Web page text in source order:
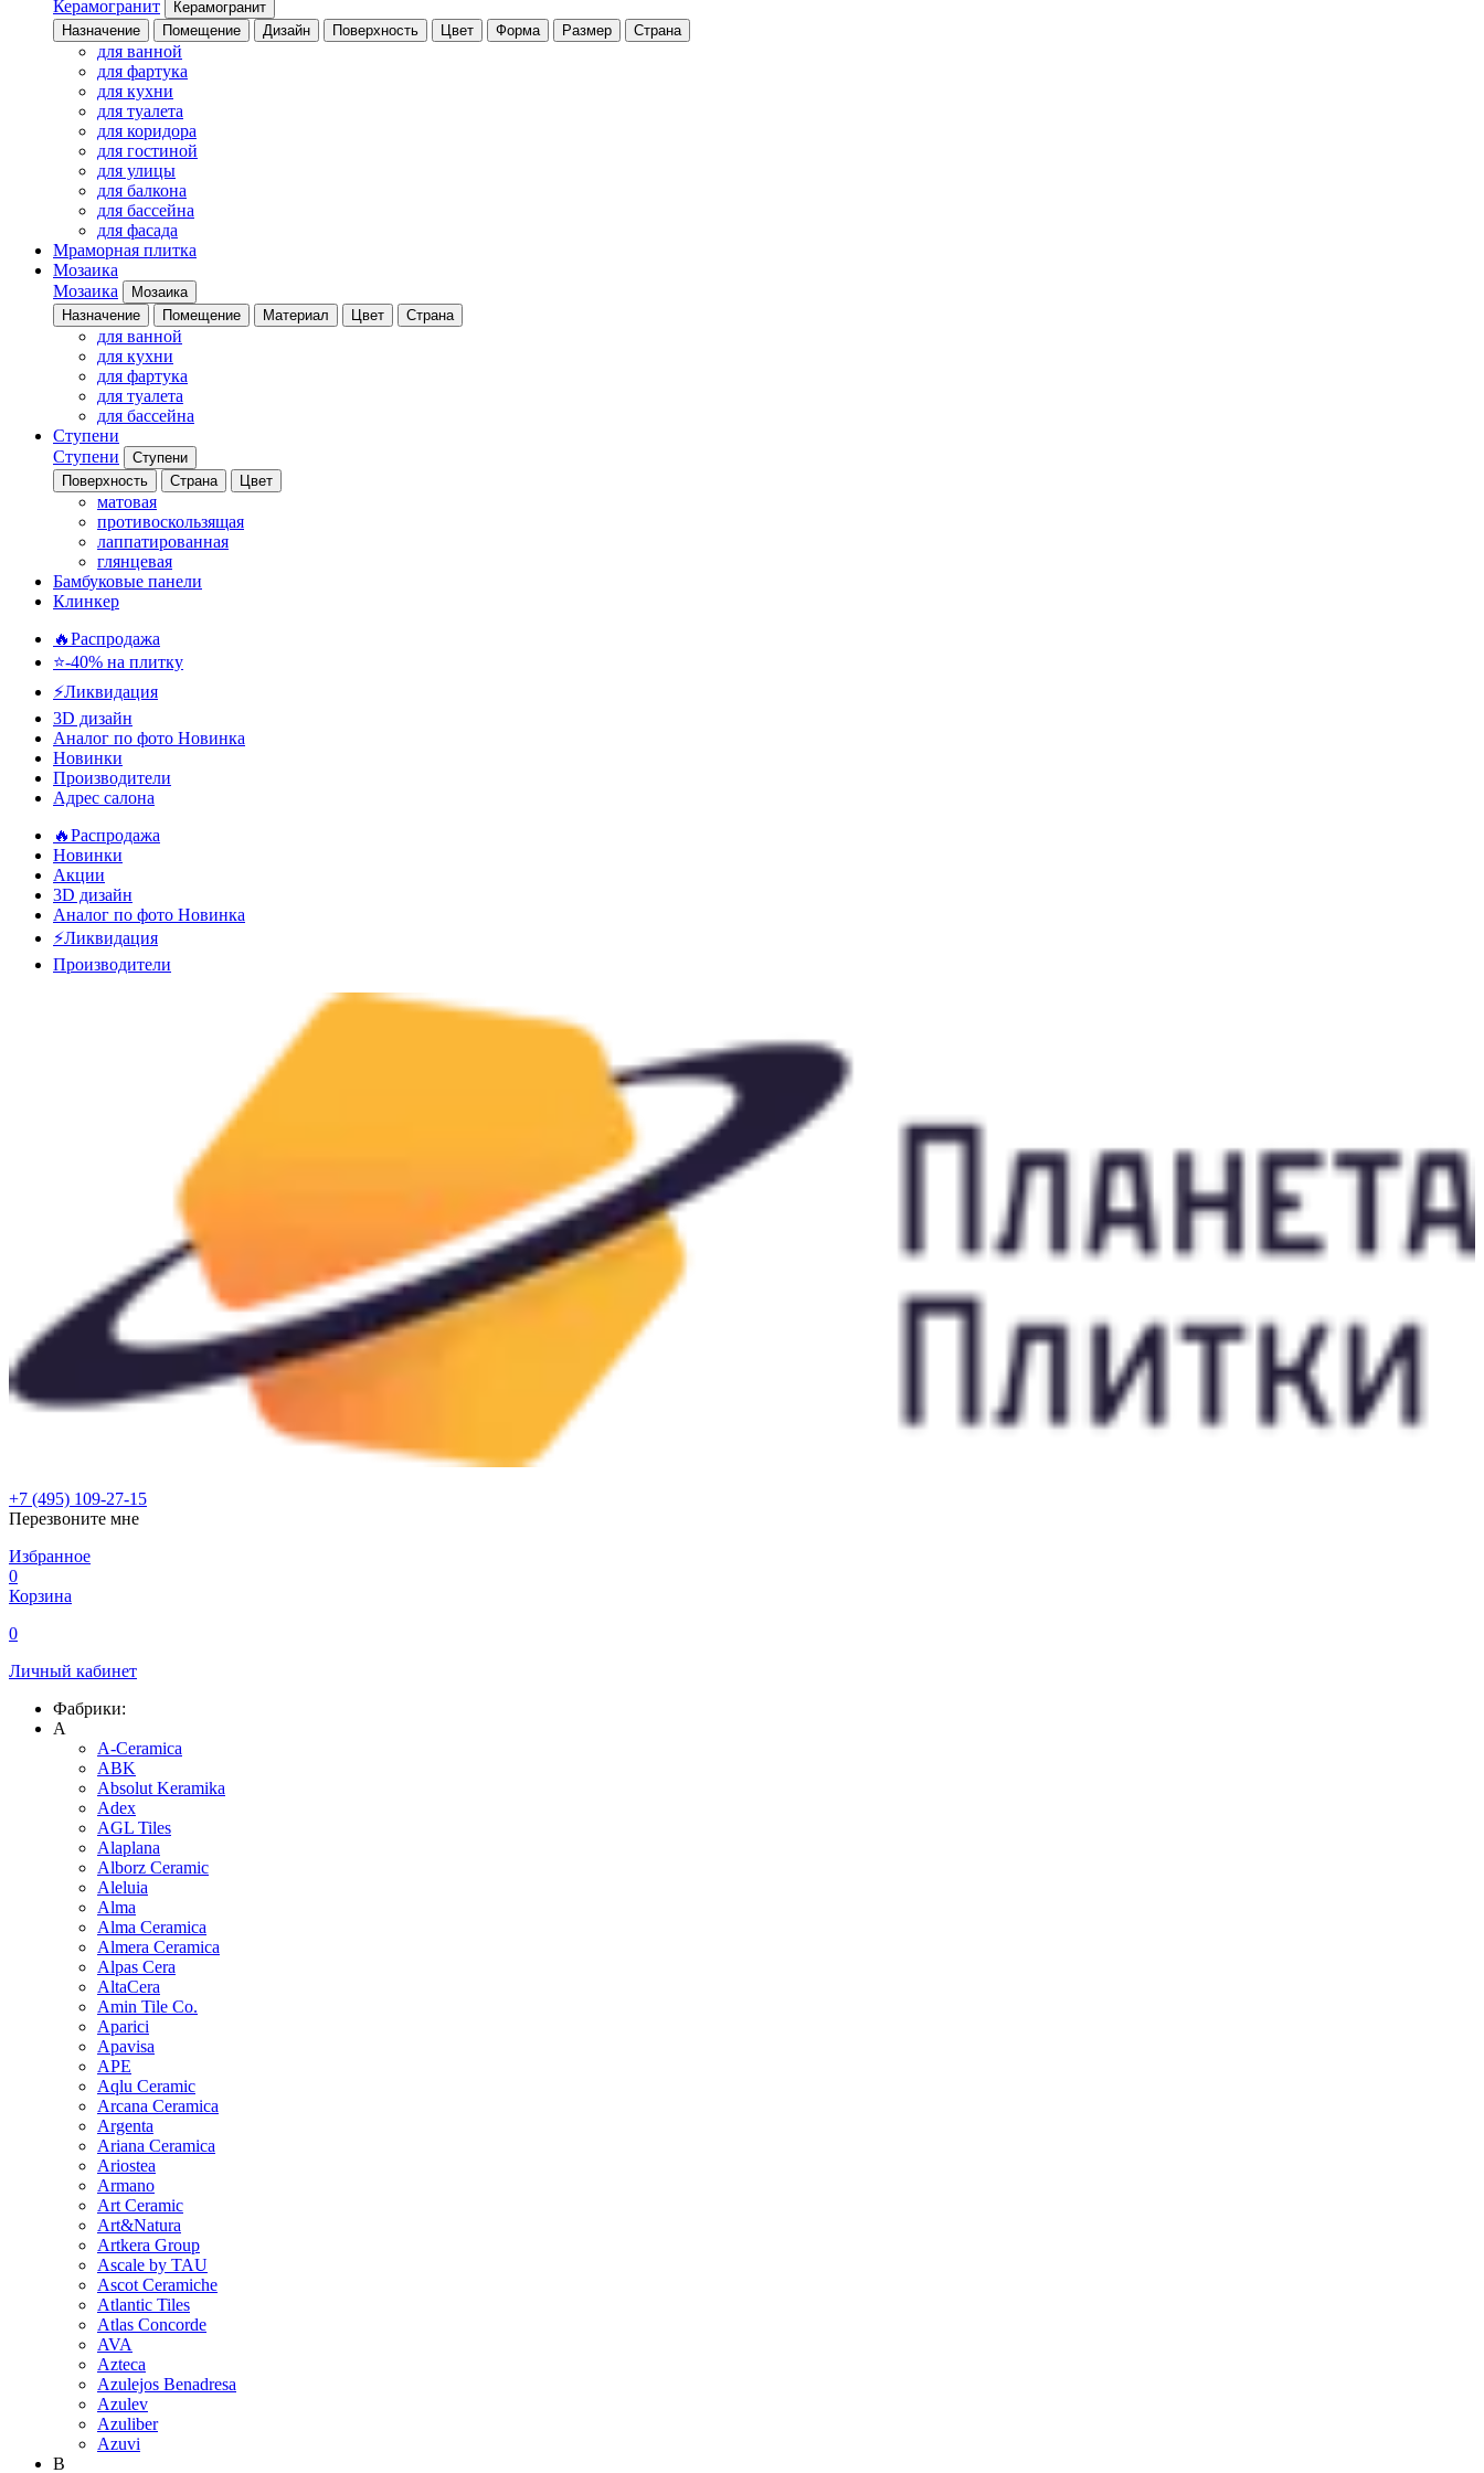
Керамогранит
Керамогранит
Назначение
Помещение Дизайн Поверхность Цвет Форма Размер Страна
для ванной
для фартука
для кухни
для туалета
для коридора
для гостиной
для улицы
для балкона
для бассейна
для фасада
Мраморная плитка
Мозаика
Мозаика
Мозаика
Назначение
Помещение Материал Цвет Страна
для ванной
для кухни
для фартука
для туалета
для бассейна
Ступени
Ступени
Ступени
Поверхность
Страна Цвет
матовая
противоскользящая
лаппатированная
глянцевая
Бамбуковые панели
Клинкер
🔥Распродажа
⭐-40% на плитку
⚡️Ликвидация
3D дизайн
Аналог по фото Новинка
Новинки
Производители
Адрес салона
🔥Распродажа
Новинки
Акции
3D дизайн
Аналог по фото Новинка
⚡Ликвидация
Производители
+7 (495) 109-27-15
Перезвоните мне
Избранное
0
Корзина
0
Личный кабинет
Фабрики:
A
A-Ceramica
ABK
Absolut Keramika
Adex
AGL Tiles
Alaplana
Alborz Ceramic
Aleluia
Alma
Alma Ceramica
Almera Ceramica
Alpas Cera
AltaCera
Amin Tile Co.
Aparici
Apavisa
APE
Aqlu Ceramic
Arcana Ceramica
Argenta
Ariana Ceramica
Ariostea
Armano
Art Ceramic
Art&Natura
Artkera Group
Ascale by TAU
Ascot Ceramiche
Atlantic Tiles
Atlas Concorde
AVA
Azteca
Azulejos Benadresa
Azulev
Azuliber
Azuvi
B